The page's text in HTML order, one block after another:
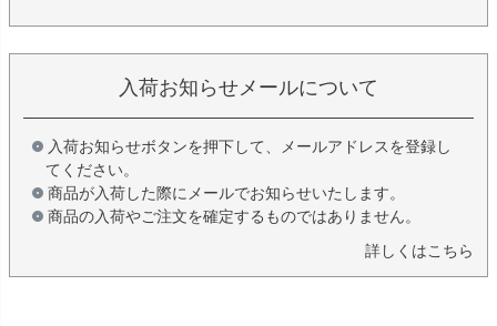
入荷お知らせメールについて
入荷お知らせボタンを押下して、メールアドレスを登録し
てください。
商品が入荷した際にメールでお知らせいたします。
商品の入荷やご注文を確定するものではありません。
詳しくはこちら